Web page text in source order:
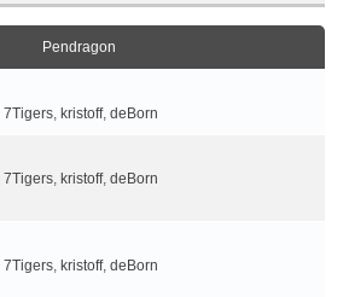
Pendragon
7Tigers, kristoff, deBorn
7Tigers, kristoff, deBorn
7Tigers, kristoff, deBorn